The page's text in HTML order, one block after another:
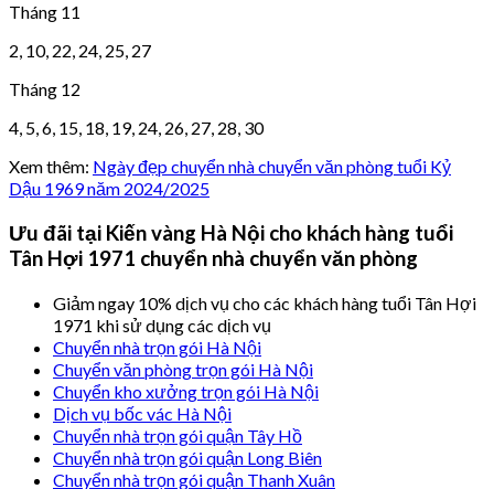
Tháng 11
2, 10, 22, 24, 25, 27
Tháng 12
4, 5, 6, 15, 18, 19, 24, 26, 27, 28, 30
Xem thêm: Ngày đẹp chuyển nhà chuyển văn phòng tuổi Kỷ
Dậu 1969 năm 2024/2025
Ưu đãi tại Kiến vàng Hà Nội cho khách hàng tuổi
Tân Hợi 1971 chuyển nhà chuyển văn phòng
Giảm ngay 10% dịch vụ cho các khách hàng tuổi Tân Hợi
1971 khi sử dụng các dịch vụ
Chuyển nhà trọn gói Hà Nội
Chuyển văn phòng trọn gói Hà Nội
Chuyển kho xưởng trọn gói Hà Nội
Dịch vụ bốc vác Hà Nội
Chuyển nhà trọn gói quận Tây Hồ
Chuyển nhà trọn gói quận Long Biên
Chuyển nhà trọn gói quận Thanh Xuân